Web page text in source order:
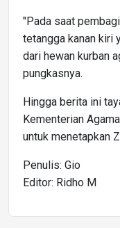
"Pada saat
tetangga kanan kiri
dari hewan kurban
pungkasnya.
Hingga berita ini
Kementerian
untuk menetapkan
Penulis: Gio
Editor: Ridho M